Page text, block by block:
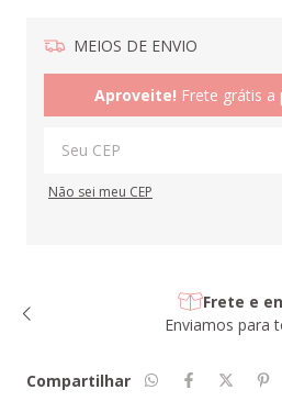
MEIOS DE ENVIO
Aproveite! Frete grátis a
Não sei meu CEP
Frete e
Enviamos para
Compartilhar